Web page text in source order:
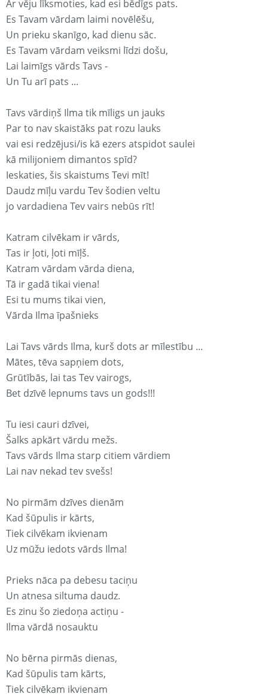
Ar vēju līksmoties, kad esi bēdīgs pats.
Es Tavam vārdam laimi novēlēšu,
Un prieku skanīgo, kad dienu sāc.
Es Tavam vārdam veiksmi līdzi došu,
Lai laimīgs vārds Tavs -
Un Tu arī pats ...
Tavs vārdiņš Ilma tik mīligs un jauks
Par to nav skaistāks pat rozu lauks
vai esi redzējusi/is kā ezers atspidot saulei
kā milijoniem dimantos spīd?
Ieskaties, šis skaistums Tevi mīt!
Daudz mīļu vardu Tev šodien veltu
jo vardadiena Tev vairs nebūs rīt!
Katram cilvēkam ir vārds,
Tas ir ļoti, ļoti mīļš.
Katram vārdam vārda diena,
Tā ir gadā tikai viena!
Esi tu mums tikai vien,
Vārda Ilma īpašnieks
Lai Tavs vārds Ilma, kurš dots ar mīlestību ...
Mātes, tēva sapņiem dots,
Grūtībās, lai tas Tev vairogs,
Bet dzīvē lepnums tavs un gods!!!
Tu iesi cauri dzīvei,
Šalks apkārt vārdu mežs.
Tavs vārds Ilma starp citiem vārdiem
Lai nav nekad tev svešs!
No pirmām dzīves dienām
Kad šūpulis ir kārts,
Tiek cilvēkam ikvienam
Uz mūžu iedots vārds Ilma!
Prieks nāca pa debesu taciņu
Un atnesa siltuma daudz.
Es zinu šo ziedoņa actiņu -
Ilma vārdā nosauktu
No bērna pirmās dienas,
Kad šūpulis tam kārts,
Tiek cilvēkam ikvienam